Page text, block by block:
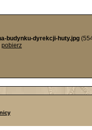
budynku-dyrekcji-huty.jpg
pobierz